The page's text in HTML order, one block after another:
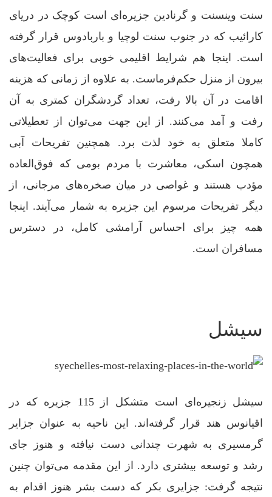
سنت وینسنت و گرنادین جزیره‌ای است کوچک در دریای
کارائیب که در جنوب سنت لوچیا و باربادوس قرار گرفته
است. اینجا هم شرایط اقلیمی خوبی برای فعالیت‌های
بیرون از منزل حکم‌فرماست. به علاوه از زمانی که هزینه
اقامت در آن بالا رفت، تعداد گردشگران کمتری به آن
رفت و آمد می‌کنند. از این جهت می‌توان از تعطیلاتی
کاملا متعلق به خود لذت برد. همچنین تفریحات آبی
همچون اسکی، معاشرت با مردم بومی که فوق‌العاده
مؤدب هستند و غواصی در میان صخره‌های مرجانی، از
دیگر تفریحات مرسوم این جزیره به شمار می‌آیند. اینجا
همه چیز برای احساس آرامشی کامل، در دسترس
مسافران است.
سیشل
سیشل زنجیره‌ای است متشکل از 115 جزیره که در
اقیانوس هند قرار گرفته‌اند. این ناحیه به عنوان جزایر
گرمسیری به شهرت چندانی دست نیافته و هنوز جای
رشد و توسعه بیشتری دارد. از این مقدمه می‌توان چنین
نتیجه گرفت: جزایری بکر که دست بشر هنوز اقدام به